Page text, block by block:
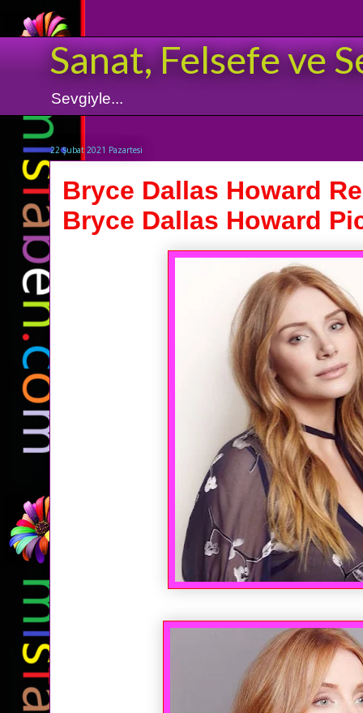
Sanat, Felsefe ve
Sevgiyle...
22 Şubat 2021 Pazartesi
Bryce Dallas Howard
Bryce Dallas Howard